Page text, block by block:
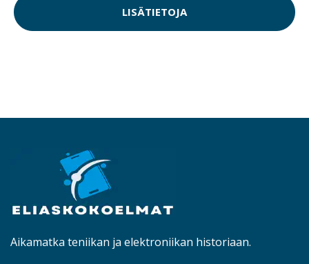
LISÄTIETOJA
Aikamatka teniikan ja elektroniikan historiaan.